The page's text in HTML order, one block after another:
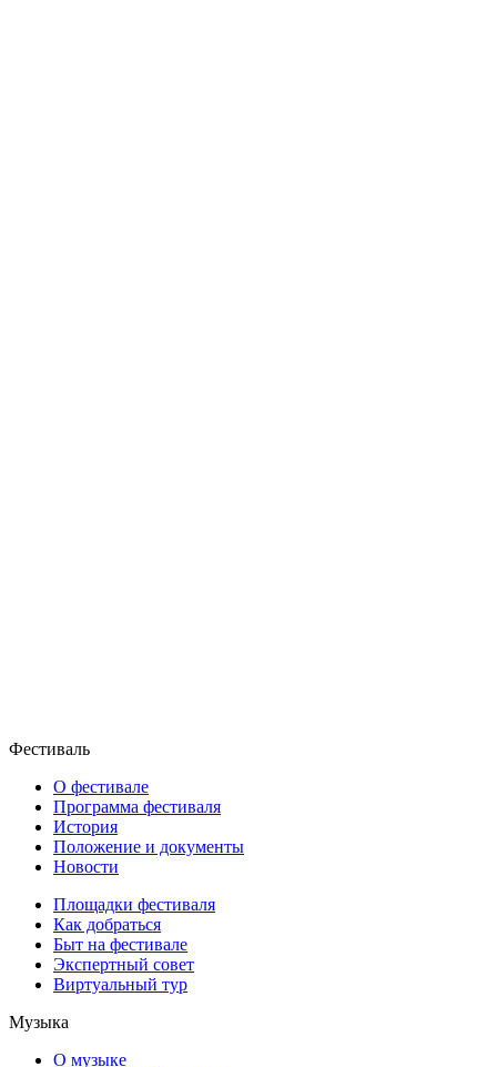
Фестиваль
О фестивале
Программа фестиваля
История
Положение и документы
Новости
Площадки фестиваля
Как добраться
Быт на фестивале
Экспертный совет
Виртуальный тур
Музыка
О музыке